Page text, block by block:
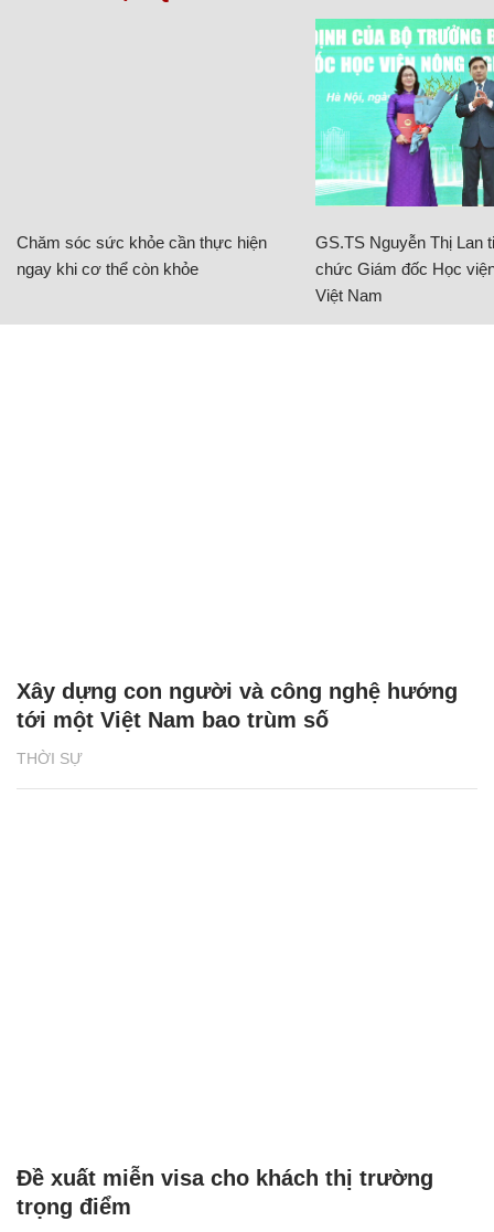
Chăm sóc sức khỏe cần thực hiện
ngay khi cơ thể còn khỏe
GS.TS Nguyễn Thị Lan
chức Giám đốc Học
Việt Nam
THỜI SỰ
Xây dựng con người và công nghệ hướng
tới một Việt Nam bao trùm số
Đề xuất miễn visa cho khách thị trường
trọng điểm